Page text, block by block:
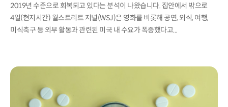
2019년 수준으로 회복되고 있다는 분석이 나왔습니다. 집안에서 밖으로
4일(현지시간) 월스트리트 저널(WSJ)은 영화를 비롯해 공연, 외식, 여행,
미식축구 등 외부 활동과 관련된 미국 내 수요가 폭증했다고...